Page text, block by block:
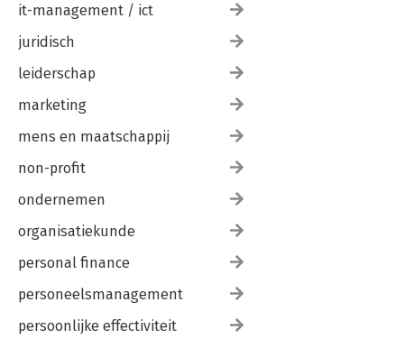
it-management / ict
juridisch
leiderschap
marketing
mens en maatschappij
non-profit
ondernemen
organisatiekunde
personal finance
personeelsmanagement
persoonlijke effectiviteit